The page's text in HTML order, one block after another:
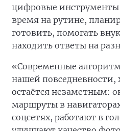
цифровые
время на рутине,
готовить, помогать
находить ответы на
«Современные
нашей повседневности,
остаётся незаметным:
маршруты в
соцсетях, работают в